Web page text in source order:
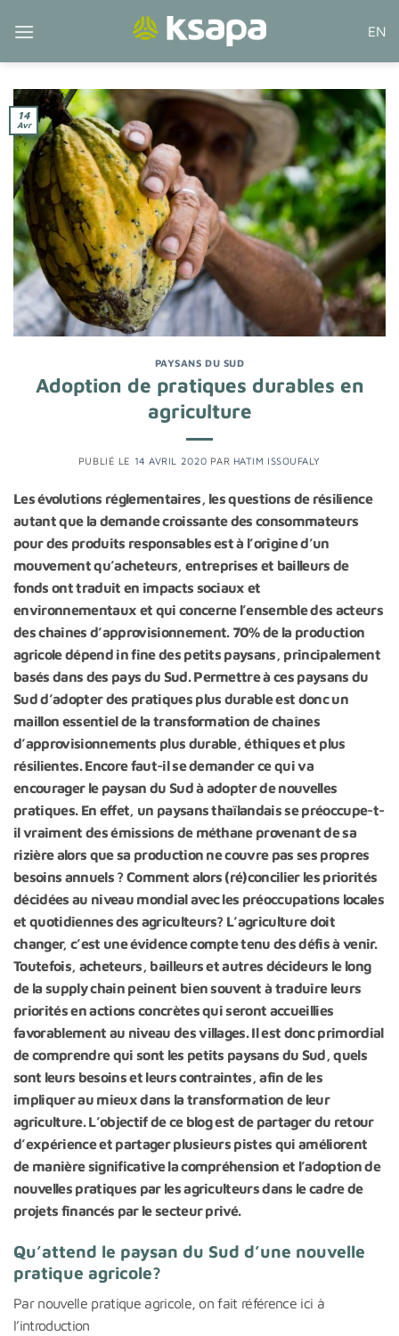
EN
14
Avr
PAYSANS DU SUD
Adoption de pratiques durables en
agriculture
PUBLIÉ LE 14 AVRIL 2020 PAR HATIM ISSOUFALY
Les évolutions réglementaires, les questions de résilience
autant que la demande croissante des consommateurs
pour des produits responsables est à l’origine d’un
mouvement qu’acheteurs, entreprises et bailleurs de
fonds ont traduit en impacts sociaux et
environnementaux et qui concerne l’ensemble des acteurs
des chaines d’approvisionnement. 70% de la production
agricole dépend in fine des petits paysans, principalement
basés dans des pays du Sud. Permettre à ces paysans du
Sud d’adopter des pratiques plus durable est donc un
maillon essentiel de la transformation de chaînes
d’approvisionnements plus durable, éthiques et plus
résilientes. Encore faut-il se demander ce qui va
encourager le paysan du Sud à adopter de nouvelles
pratiques. En effet, un paysans thaïlandais se préoccupe-t-
il vraiment des émissions de méthane provenant de sa
rizière alors que sa production ne couvre pas ses propres
besoins annuels ? Comment alors (ré)concilier les priorités
décidées au niveau mondial avec les préoccupations locales
et quotidiennes des agriculteurs? L’agriculture doit
changer, c’est une évidence compte tenu des défis à venir.
Toutefois, acheteurs, bailleurs et autres décideurs le long
de la supply chain peinent bien souvent à traduire leurs
priorités en actions concrètes qui seront accueillies
favorablement au niveau des villages. Il est donc primordial
de comprendre qui sont les petits paysans du Sud, quels
sont leurs besoins et leurs contraintes, afin de les
impliquer au mieux dans la transformation de leur
agriculture. L’objectif de ce blog est de partager du retour
d’expérience et partager plusieurs pistes qui améliorent
de manière significative la compréhension et l’adoption de
nouvelles pratiques par les agriculteurs dans le cadre de
projets financés par le secteur privé.
Qu’attend le paysan du Sud d’une nouvelle
pratique agricole?
Par nouvelle pratique agricole, on fait référence ici à
l’introduction